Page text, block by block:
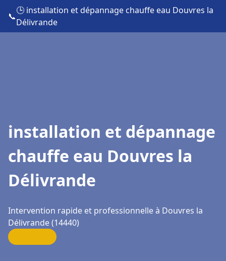
📞
🕒 installation et dépannage chauffe eau Douvres la
Délivrande
installation et dépannage
chauffe eau Douvres la
Délivrande
Intervention rapide et professionnelle à Douvres la
Délivrande (14440)